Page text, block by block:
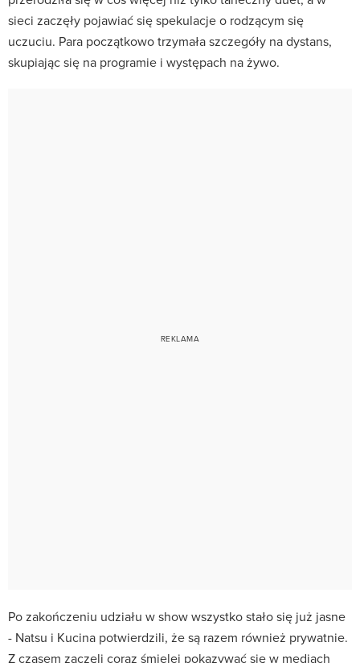
sieci zaczęły pojawiać się spekulacje o rodzącym się
uczuciu. Para początkowo trzymała szczegóły na dystans,
skupiając się na programie i występach na żywo.
Po zakończeniu udziału w show wszystko stało się już jasne
- Natsu i Kucina potwierdzili, że są razem również prywatnie.
Z czasem zaczęli coraz śmielej pokazywać się w mediach